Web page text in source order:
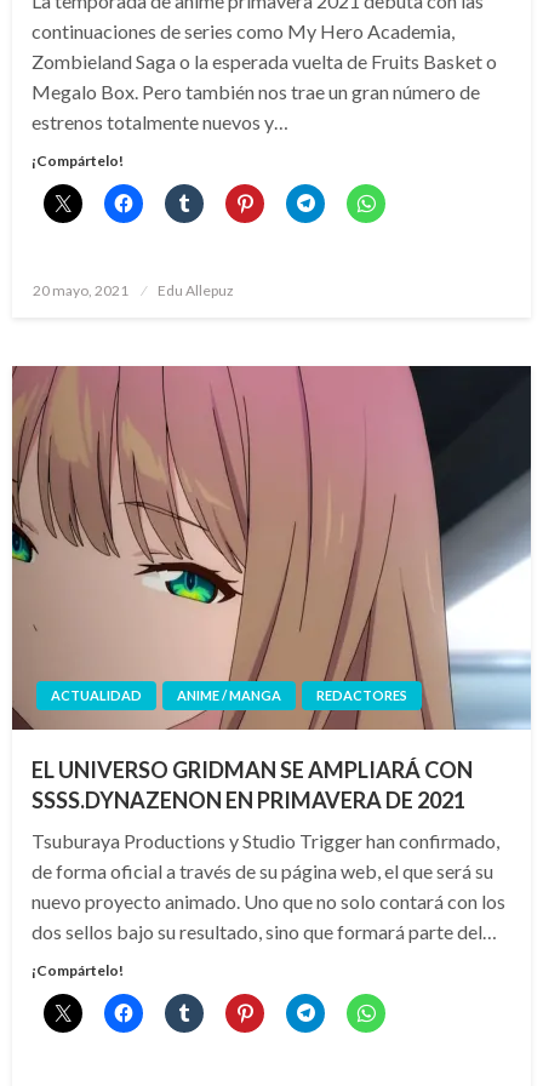
continuaciones de series como My Hero Academia,
Zombieland Saga o la esperada vuelta de Fruits Basket o
Megalo Box. Pero también nos trae un gran número de
estrenos totalmente nuevos y…
¡Compártelo!
Publicado
20 mayo, 2021 Edu Allepuz
ACTUALIDAD ANIME / MANGA REDACTORES
EL UNIVERSO GRIDMAN SE AMPLIARÁ CON
SSSS.DYNAZENON EN PRIMAVERA DE 2021
Tsuburaya Productions y Studio Trigger han confirmado,
de forma oficial a través de su página web, el que será su
nuevo proyecto animado. Uno que no solo contará con los
dos sellos bajo su resultado, sino que formará parte del…
¡Compártelo!